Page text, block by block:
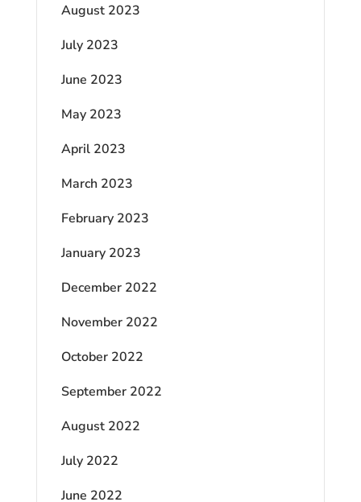
August 2023
July 2023
June 2023
May 2023
April 2023
March 2023
February 2023
January 2023
December 2022
November 2022
October 2022
September 2022
August 2022
July 2022
June 2022